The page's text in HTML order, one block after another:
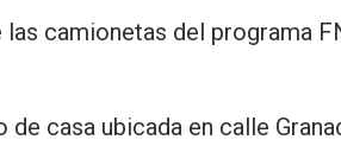
camionetas del programa
casa ubicada en calle